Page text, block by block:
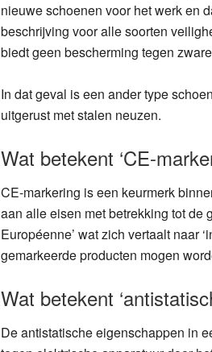
nieuwe schoenen voor het werk en
beschrijving voor alle soorten
biedt geen bescherming tegen
In dat geval is een ander type
uitgerust met stalen neuzen.
Wat betekent ‘CE-
CE-markering is een keurmerk
aan alle eisen met betrekking tot de
Européenne’ wat zich vertaalt naar
gemarkeerde producten mogen
Wat betekent
De antistatische eigenschappen in